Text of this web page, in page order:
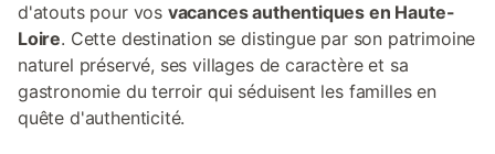
d'atouts pour vos vacances authentiques en Haute-
Loire. Cette destination se distingue par son patrimoine
naturel préservé, ses villages de caractère et sa
gastronomie du terroir qui séduisent les familles en
quête d'authenticité.